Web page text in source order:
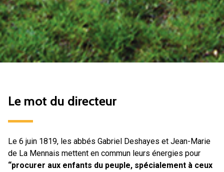
Le mot du directeur
Le 6 juin 1819, les abbés Gabriel Deshayes et Jean-Marie
de La Mennais mettent en commun leurs énergies pour
“procurer aux enfants du peuple, spécialement à ceux